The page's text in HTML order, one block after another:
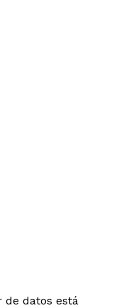
de datos está